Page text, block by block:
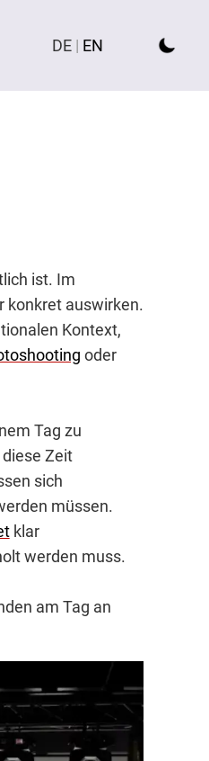
DE | EN
ist. Im
konkret auswirken.
Kontext,
oder
Tag zu
Zeit
sich
müssen.
klar
werden muss.
am Tag an